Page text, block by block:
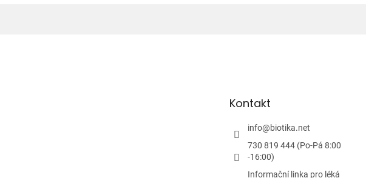
Kontakt
info@biotika.net
730 819 444 (Po-Pá 8:00
-16:00)
Informační linka pro léká